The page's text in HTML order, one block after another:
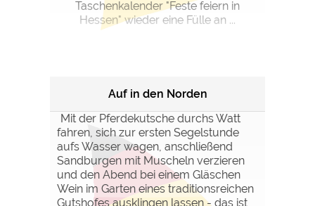
Taschenkalender "Feste feiern in
Hessen" wieder eine Fülle an ...
Auf in den Norden
Mit der Pferdekutsche durchs Watt
fahren, sich zur ersten Segelstunde
aufs Wasser wagen, anschließend
Sandburgen mit Muscheln verzieren
und den Abend bei einem Gläschen
Wein im Garten eines traditionsreichen
Gutshofes ausklingen lassen - das ist